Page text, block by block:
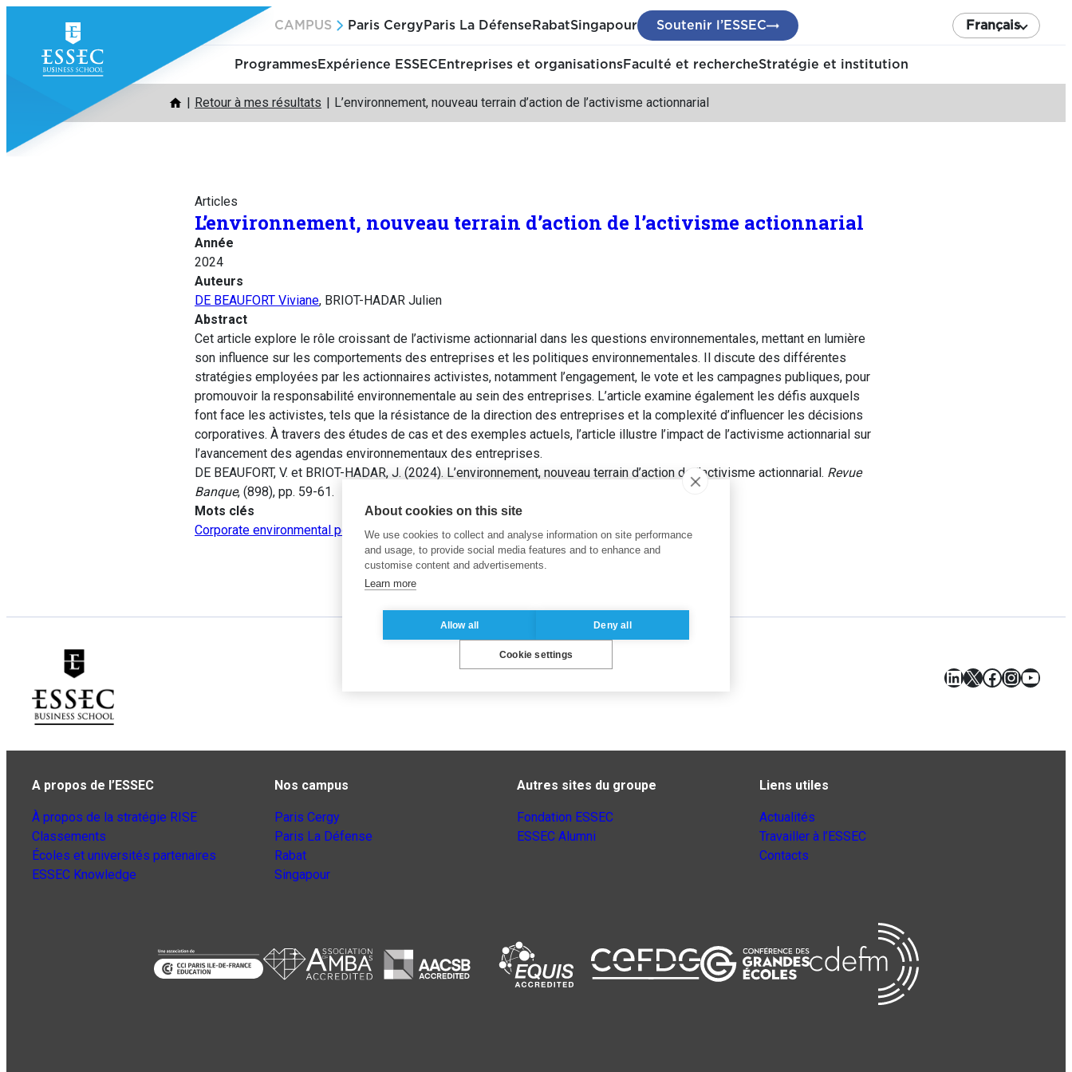
contenu
CAMPUS Paris Cergy Paris La Défense RabatSingapour Soutenir l’ESSEC Français
ProgrammesExpérience ESSEC Entreprises et organisationsFaculté et rechercheStratégie et institution
Retour à mes résultats L’environnement, nouveau terrain d’action de l’activisme actionnarial
Articles
L’environnement, nouveau terrain d’action de l’activisme actionnarial
Année
2024
Auteurs
DE BEAUFORT Viviane, BRIOT-HADAR Julien
Abstract
Cet article explore le rôle croissant de l’activisme actionnarial dans les questions environnementales, mettant en lumière
son influence sur les comportements des entreprises et les politiques environnementales. Il discute des différentes
stratégies employées par les actionnaires activistes, notamment l’engagement, le vote et les campagnes publiques, pour
promouvoir la responsabilité environnementale au sein des entreprises. L’article examine également les défis auxquels
font face les activistes, tels que la résistance de la direction des entreprises et la complexité d’influencer les décisions
corporatives. À travers des études de cas et des exemples actuels, l’article illustre l’impact de l’activisme actionnarial sur
l’avancement des agendas environnementaux des entreprises.
DE BEAUFORT, V. et BRIOT-HADAR, J. (2024). L’environnement, nouveau terrain d’action de l’activisme actionnarial. Revue
Banque, (898), pp. 59-61.
Mots clés
Corporate environmental policies,Corporate responsibility,Corporate governance
LinkedIn
X Facebook
A propos de l’ESSEC
À propos de la stratégie RISE
Classements
Écoles et universités partenaires
ESSEC Knowledge
Nos campus
Paris Cergy
Paris La Défense
Rabat
Singapour
Autres sites du groupe
Fondation ESSEC
ESSEC Alumni
Liens utiles
Actualités
Travailler à l’ESSEC
Contacts
About cookies on this site
We use cookies to collect and analyse information on site performance
and usage, to provide social media features and to enhance and
customise content and advertisements.
Learn more
Allow all Deny all
Cookie settings